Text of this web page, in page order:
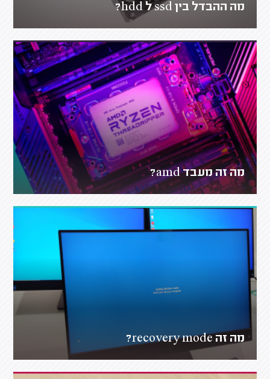
מה ההבדל בין ssd ל hdd?
מה זה מעבד amd?
מה זה recovery mode?